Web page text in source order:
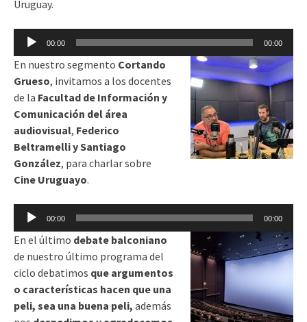
Uruguay.
Reproductor
audio
00:00 00:00
En nuestro segmento Cortando
Grueso, invitamos a los docentes
de la Facultad de Información y
Comunicación del área
audiovisual, Federico
Beltramelli y Santiago
González, para charlar sobre
Cine Uruguayo.
Reproductor
audio
00:00 00:00
En el último debate balconiano
de nuestro último programa del
ciclo debatimos que argumentos
o características hacen que una
peli, sea una buena peli, además